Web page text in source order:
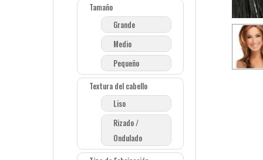
Pulse enter para buscar o la tecla ESC para
Tamaño
Grande
Medio
Pequeño
Textura del cabello
Liso
Rizado /
Ondulado